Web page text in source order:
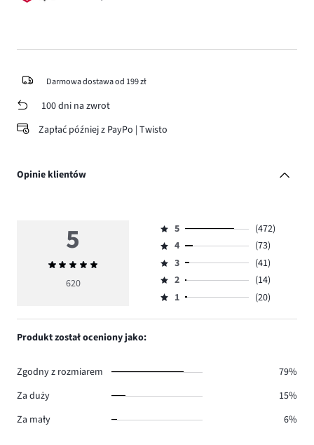
Darmowa dostawa od 199 zł
100 dni na zwrot
Zapłać później z PayPo | Twisto
Opinie klientów
5
Średnia
ocena
620
Ocena
5,
ilość
głosów
472.
5
(472)
Ocena
4,
ilość
głosów
4
(73)
Ocena
3,
ilość
3
(41)
Ocena
2,
2
(14)
Ocena
1,
1 (20)
Produkt został oceniony jako:
Zgodny z rozmiarem
79%
Za duży
15%
Za mały
6%